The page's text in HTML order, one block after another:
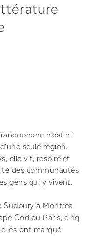
n’est ni
seule région.
elle vit, respire et
des communautés
gens qui y vivent.
Sudbury à Montréal
Cod ou Paris, cinq
ont marqué